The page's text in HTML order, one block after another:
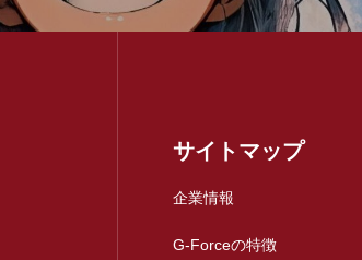
サイトマップ
企業情報
G-Forceの特徴